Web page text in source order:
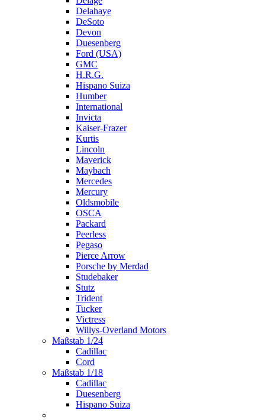
Delahaye
DeSoto
Devon
Duesenberg
Ford (USA)
GMC
H.R.G.
Hispano Suiza
Humber
International
Invicta
Kaiser-Frazer
Kurtis
Lincoln
Maverick
Maybach
Mercedes
Mercury
Oldsmobile
OSCA
Packard
Peerless
Pegaso
Pierce Arrow
Porsche by Merdad
Studebaker
Stutz
Trident
Tucker
Victress
Willys-Overland Motors
Maßstab 1/24
Cadillac
Cord
Maßstab 1/18
Cadillac
Duesenberg
Hispano Suiza